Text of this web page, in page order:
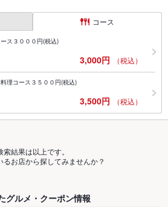
コース
ス３０００円(税込)
3,000円 （税込）
理コース３５００円(税込)
3,500円 （税込）
索結果は以上です。
るお店から探してみませんか？
グルメ・クーポン情報